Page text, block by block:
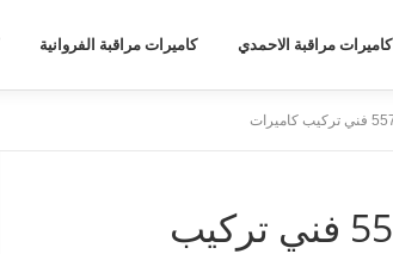
كاميرات مراقبة الاحمدي كاميرات مراقبة الفروانية
فني كاميرات مراقبة الفروانية 55704662 فني تركيب